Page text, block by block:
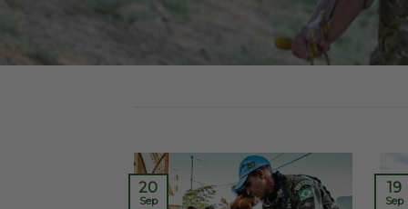
20
Sep
19
Sep